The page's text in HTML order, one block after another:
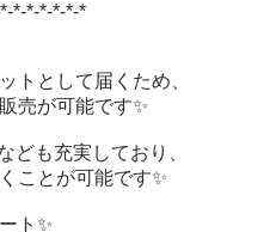
*-*-*-*-*-*
トとして届くため、
売が可能です✨
ども充実しており、
ことが可能です✨
ト✨